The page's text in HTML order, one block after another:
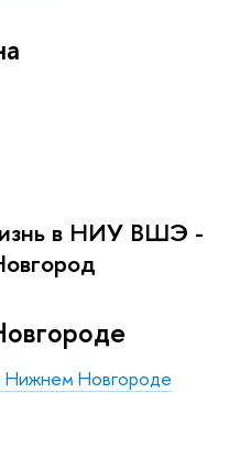
в НИУ ВШЭ -
Новгороде